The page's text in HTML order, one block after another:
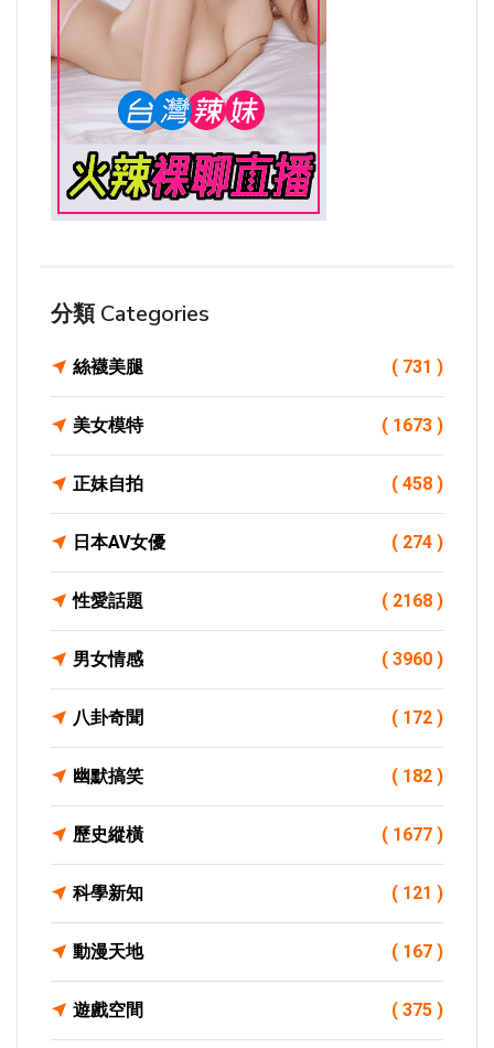
分類 Categories
絲襪美腿 ( 731 )
美女模特 ( 1673 )
正妹自拍 ( 458 )
日本AV女優 ( 274 )
性愛話題 ( 2168 )
男女情感 ( 3960 )
八卦奇聞 ( 172 )
幽默搞笑 ( 182 )
歷史縱橫 ( 1677 )
科學新知 ( 121 )
動漫天地 ( 167 )
遊戲空間 ( 375 )